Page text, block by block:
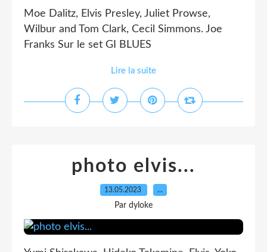
Moe Dalitz, Elvis Presley, Juliet Prowse,
Wilbur and Tom Clark, Cecil Simmons. Joe
Franks Sur le set GI BLUES
Lire la suite
photo elvis...
13.05.2023 …
Par dyloke